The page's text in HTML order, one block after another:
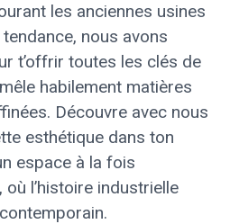
les anciennes usines
nous avons
t’offrir toutes les clés de
habilement matières
Découvre avec nous
esthétique dans ton
espace à la fois
l’histoire industrielle